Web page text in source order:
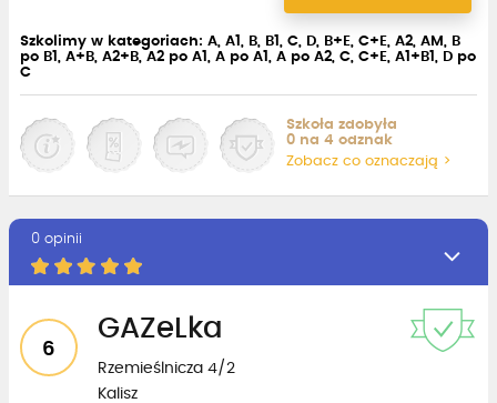
Szkolimy w kategoriach: A, A1, B, B1, C, D, B+E, C+E, A2, AM, B
po B1, A+B, A2+B, A2 po A1, A po A1, A po A2, C, C+E, A1+B1, D po
C
Szkoła zdobyła
0 na 4 odznak
Zobacz co oznaczają >
0 opinii
6
GAZeLka
Rzemieślnicza 4/2
Kalisz